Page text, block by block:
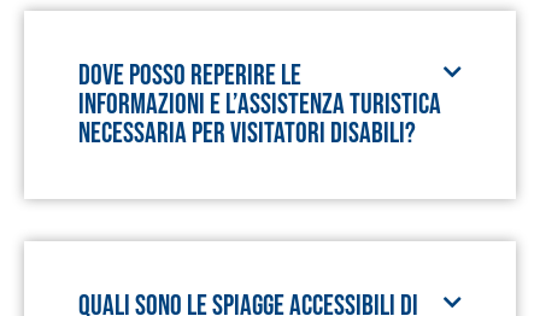
Dove posso reperire le
informazioni e l’assistenza turistica
necessaria per visitatori disabili?
Quali sono le spiagge accessibili di